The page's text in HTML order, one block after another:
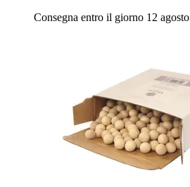
Consegna entro il giorno 12 agosto